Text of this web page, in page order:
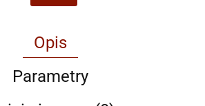
Opis
Parametry